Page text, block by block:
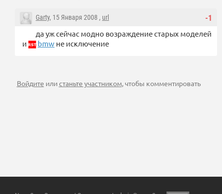
-1
Garty, 15 Января 2008 , url
да уж сейчас модно возраждение старых моделей
и
bmw не исключение
Войдите илистаньте участником, чтобы комментировать